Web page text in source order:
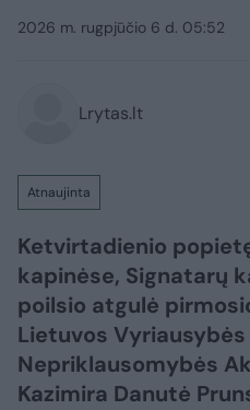
2026 m. rugpjūčio 6 d. 05:52
Lrytas.lt
Atnaujinta
Ketvirtadienio
kapinėse, Signatarų
poilsio atgulė
Lietuvos
Nepriklausomybės
Kazimira Danutė